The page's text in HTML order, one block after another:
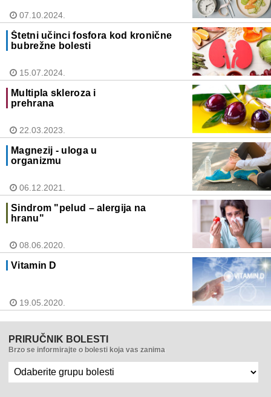
07.10.2024.
Štetni učinci fosfora kod kronične
bubrežne bolesti
15.07.2024.
Multipla skleroza i
prehrana
22.03.2023.
Magnezij - uloga u
organizmu
06.12.2021.
Sindrom "pelud – alergija na
hranu"
08.06.2020.
Vitamin D
19.05.2020.
PRIRUČNIK BOLESTI
Brzo se informirajte o bolesti koja vas zanima